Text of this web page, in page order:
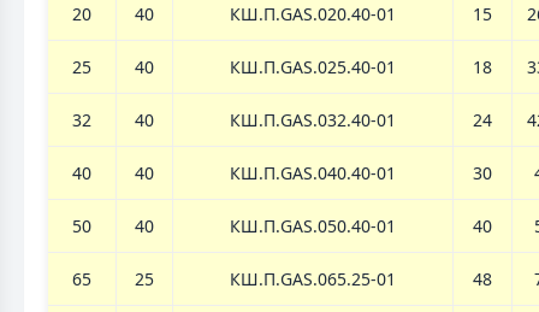
20 40 КШ.П.GAS.020.40-01 15
25 40 КШ.П.GAS.025.40-01 18
32 40 КШ.П.GAS.032.40-01 24
40 40 КШ.П.GAS.040.40-01 30
50 40 КШ.П.GAS.050.40-01 40
65 25 КШ.П.GAS.065.25-01 48